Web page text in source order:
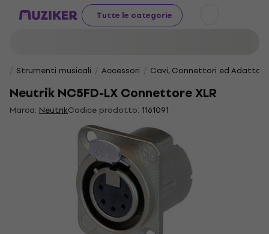
Tutte le categorie
Strumenti musicali Accessori Cavi, Connettori ed
Neutrik NC5FD-LX Connettore XLR
Marca: NeutrikCodice prodotto: 1161091